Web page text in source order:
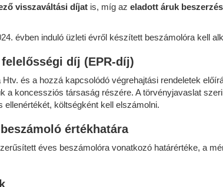
visszaváltási díjat is, míg az eladott áruk
évben induló üzleti évről készített beszámolóra kell
díj (EPR-díj)
és a hozzá kapcsolódó végrehajtási rendeletek
a koncessziós társaság részére. A törvényjavaslat
ellenértékét, költségként kell elszámolni.
értékhatára
éves beszámolóra vonatkozó határértéke, a